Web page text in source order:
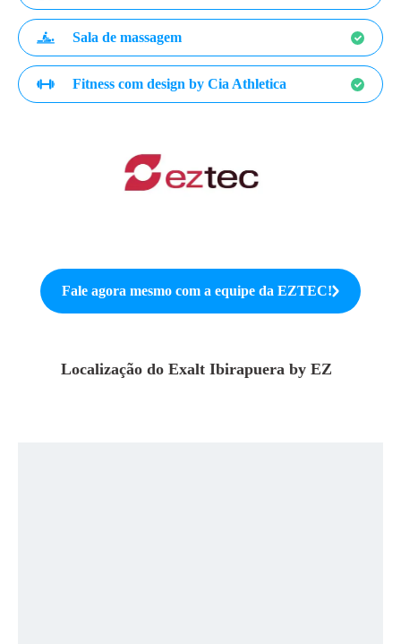
Sala de massagem
Fitness com design by Cia Athletica
Fale agora mesmo com a equipe da EZTEC!
Localização do Exalt Ibirapuera by EZ